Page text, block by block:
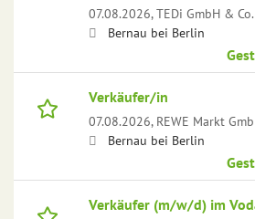
07.08.2026,TEDi GmbH & Co.
Bernau bei Berlin
Verkäufer/in
07.08.2026, REWE Markt
Bernau bei Berlin
Verkäufer (m/w/d) im